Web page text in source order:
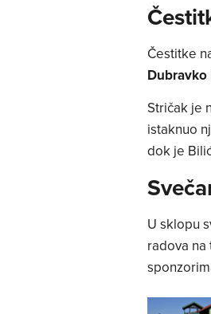
Čestitke
Dubravko
Stričak je
istaknuo
dok je
U sklopu
radova na